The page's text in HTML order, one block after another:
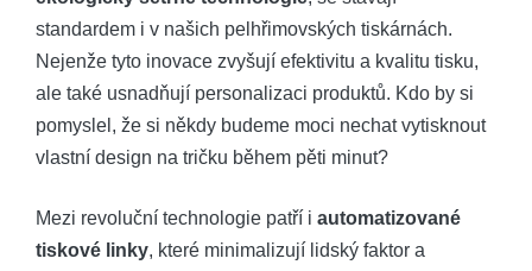
standardem‍ i ⁣v našich pelhřimovských tiskárnách.
Nejenže tyto inovace zvyšují efektivitu a kvalitu‍ tisku,
⁤ale ⁣také⁣ usnadňují personalizaci produktů. Kdo by si
pomyslel, že si‌ někdy budeme moci nechat ⁣vytisknout
vlastní design na tričku během pěti minut?
Mezi‌ revoluční technologie​ patří ‍i automatizované
tiskové ‌linky, které minimalizují​ lidský faktor a